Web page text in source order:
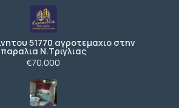
51770 αγροτεμαχιο στην
παραλια Ν.Τριγλιας
€70.000